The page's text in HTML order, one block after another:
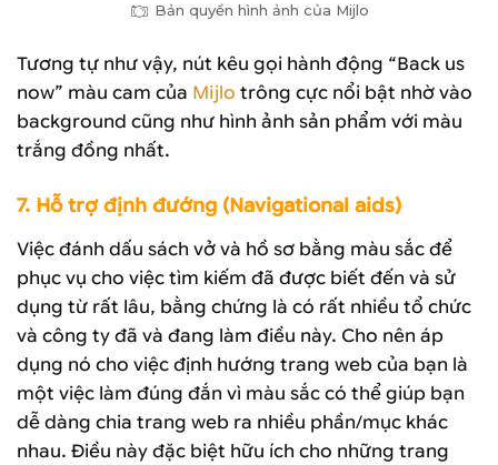
Bản quyền hình ảnh của Mijlo
Tương tự như vậy, nút kêu gọi hành động “Back us
now” màu cam của Mijlo trông cực nổi bật nhờ vào
background cũng như hình ảnh sản phẩm với màu
trắng đồng nhất.
7. Hỗ trợ định đướng (Navigational aids)
Việc đánh dấu sách vở và hồ sơ bằng màu sắc để
phục vụ cho việc tìm kiếm đã được biết đến và sử
dụng từ rất lâu, bằng chứng là có rất nhiều tổ chức
và công ty đã và đang làm điều này. Cho nên áp
dụng nó cho việc định hướng trang web của bạn là
một việc làm đúng đắn vì màu sắc có thể giúp bạn
dễ dàng chia trang web ra nhiều phần/mục khác
nhau. Điều này đặc biệt hữu ích cho những trang